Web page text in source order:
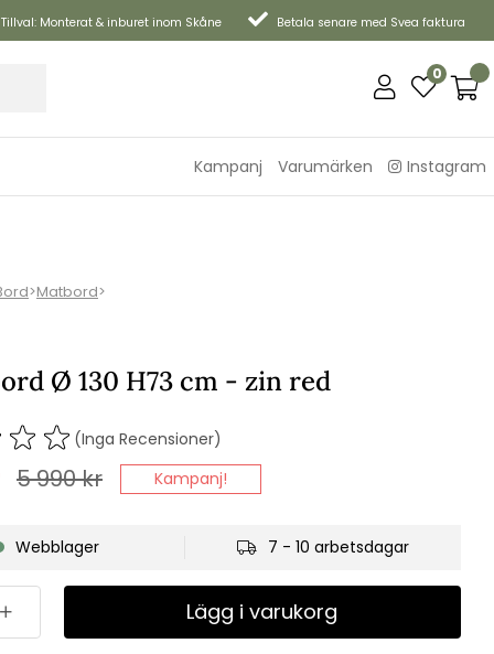
Tillval: Monterat & inburet inom Skåne Betala senare med Svea faktura
0
Kampanj Varumärken Instagram
>Matbord>
Ø 130 H73 cm - zin red
(Inga Recensioner)
5 990kr Kampanj!
Webblager 7 - 10 arbetsdagar
Lägg i varukorg